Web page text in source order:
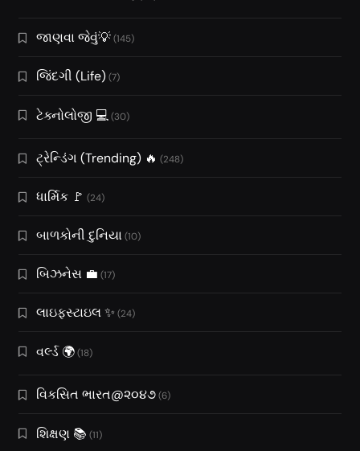
જાણવા જેવું💡(145)
જિંદગી (Life)(7)
ટેક્નોલોજી 💻(30)
ટ્રેન્ડિંગ (Trending) 🔥 (248)
ધાર્મિક 🚩 (24)
બાળકોની દુનિયા(10)
બિઝનેસ 💼 (17)
લાઇફસ્ટાઇલ ✨ (24)
વર્લ્ડ 🌍(18)
વિકસિત ભારત@૨૦૪૭(6)
શિક્ષણ 📚 (11)